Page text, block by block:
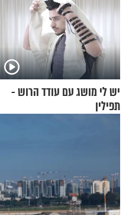
יש לי מושג עם עודד הרוש -
תפילין